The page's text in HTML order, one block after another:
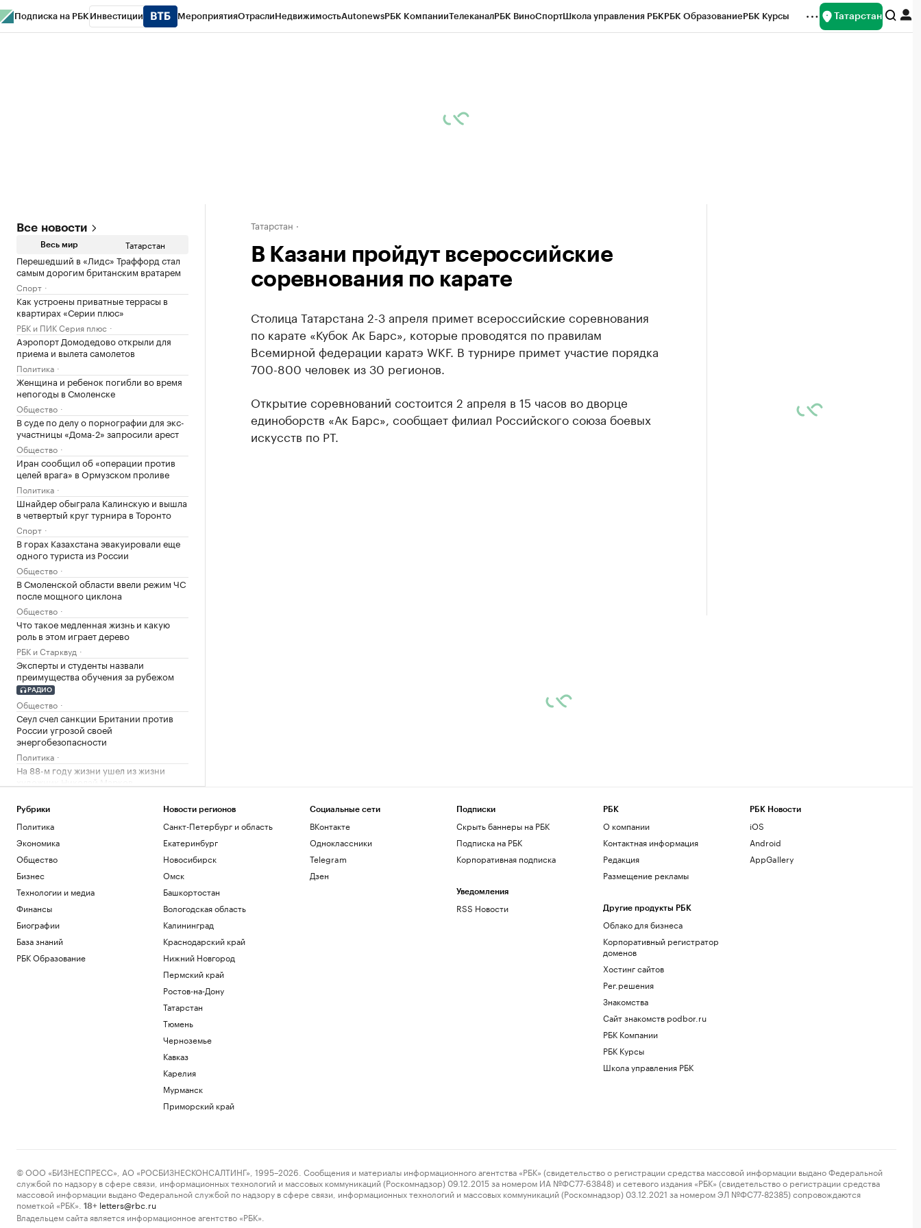
Подписка на РБК Инвестиции МероприятияОтраслиНедвижимостьAutonewsРБК КомпанииТелеканалРБК ВиноСпортШкола управления РБКРБК ОбразованиеРБК Курсы Татарстан
Все новости
Весь мир Татарстан
Перешедший в «Лидс» Траффорд стал
самым дорогим британским вратарем
Спорт
Как устроены приватные террасы в
квартирах «Серии плюс»
РБК и ПИК Серия плюс
Аэропорт Домодедово открыли для
приема и вылета самолетов
Политика
Женщина и ребенок погибли во время
непогоды в Смоленске
Общество
В суде по делу о порнографии для экс-
участницы «Дома-2» запросили арест
Общество
Иран сообщил об «операции против
целей врага» в Ормузском проливе
Политика
Шнайдер обыграла Калинскую и вышла
в четвертый круг турнира в Торонто
Спорт
В горах Казахстана эвакуировали еще
одного туриста из России
Общество
В Смоленской области ввели режим ЧС
после мощного циклона
Общество
Что такое медленная жизнь и какую
роль в этом играет дерево
РБК и Старквуд
Эксперты и студенты назвали
преимущества обучения за рубежом
РАДИО
Общество
Сеул счел санкции Британии против
России угрозой своей
энергобезопасности
Политика
На 88-м году жизни ушел из жизни
художник Николай Марков
Отличия бензина классов Евро-2,
Евро-3, Евро-4 и Евро-5. Видео РБК
Генсек ООН осудил атаки украинских
беспилотников на регионы России
Политика
Будущее Ходынского поля: от пашни и
Футболисты «Сочи» из-за закрытия
аэропорта не смогли вылететь на матч
Спорт
Винисиус продлил контракт с «Реалом»
на фоне слухов об уходе в «Арсенал»
Российский прыгун в воду взял второе
Татарстан
В Казани пройдут всероссийские
соревнования по карате
Столица Татарстана 2-3 апреля примет всероссийские соревнования
по карате «Кубок Ак Барс», которые проводятся по правилам
Всемирной федерации каратэ WKF. В турнире примет участие порядка
700-800 человек из 30 регионов.
Открытие соревнований состоится 2 апреля в 15 часов во дворце
единоборств «Ак Барс», сообщает филиал Российского союза боевых
искусств по РТ.
Рубрики
Политика
Экономика
Общество
Бизнес
Технологии и медиа
Финансы
Биографии
База знаний
РБК Образование
Новости регионов
Санкт-Петербург и область
Екатеринбург
Новосибирск
Омск
Башкортостан
Вологодская область
Калининград
Краснодарский край
Нижний Новгород
Пермский край
Ростов-на-Дону
Татарстан
Тюмень
Черноземье
Кавказ
Карелия
Мурманск
Приморский край
Социальные сети
ВКонтакте
Одноклассники
Telegram
Дзен
Подписки
Скрыть баннеры на РБК
Подписка на РБК
Корпоративная подписка
Уведомления
RSS Новости
РБК
О компании
Контактная информация
Редакция
Размещение рекламы
Другие продукты РБК
Облако для бизнеса
Корпоративный регистратор
доменов
Хостинг сайтов
Рег.решения
Знакомства
Сайт знакомств podbor.ru
РБК Компании
РБК Курсы
Школа управления РБК
РБК Новости
iOS
Android
AppGallery
© ООО «БИЗНЕСПРЕСС», АО «РОСБИЗНЕСКОНСАЛТИНГ», 1995–2026. Сообщения и материалы информационного агентства «РБК» (свидетельство о регистрации средства массовой информации выдано Федеральной
службой по надзору в сфере связи, информационных технологий и массовых коммуникаций (Роскомнадзор) 09.12.2015 за номером ИА №ФС77-63848) и сетевого издания «РБК» (свидетельство о регистрации средства
массовой информации выдано Федеральной службой по надзору в сфере связи, информационных технологий и массовых коммуникаций (Роскомнадзор) 03.12.2021 за номером ЭЛ №ФС77-82385) сопровождаются
пометкой «РБК».
18+ letters@rbc.ru
Владельцем сайта является информационное агентство «РБК».